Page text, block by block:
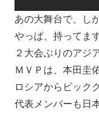
あの大舞台で、し
やっぱ、持ってま
２大会ぶりのアジ
ＭＶＰは、本田圭佑
ロシアからビック
代表メンバーも日